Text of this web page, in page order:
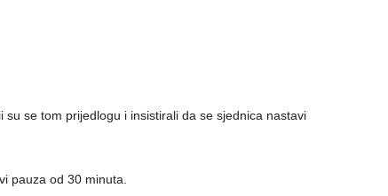
su se tom prijedlogu i insistirali da se sjednica nastavi
pauza od 30 minuta.